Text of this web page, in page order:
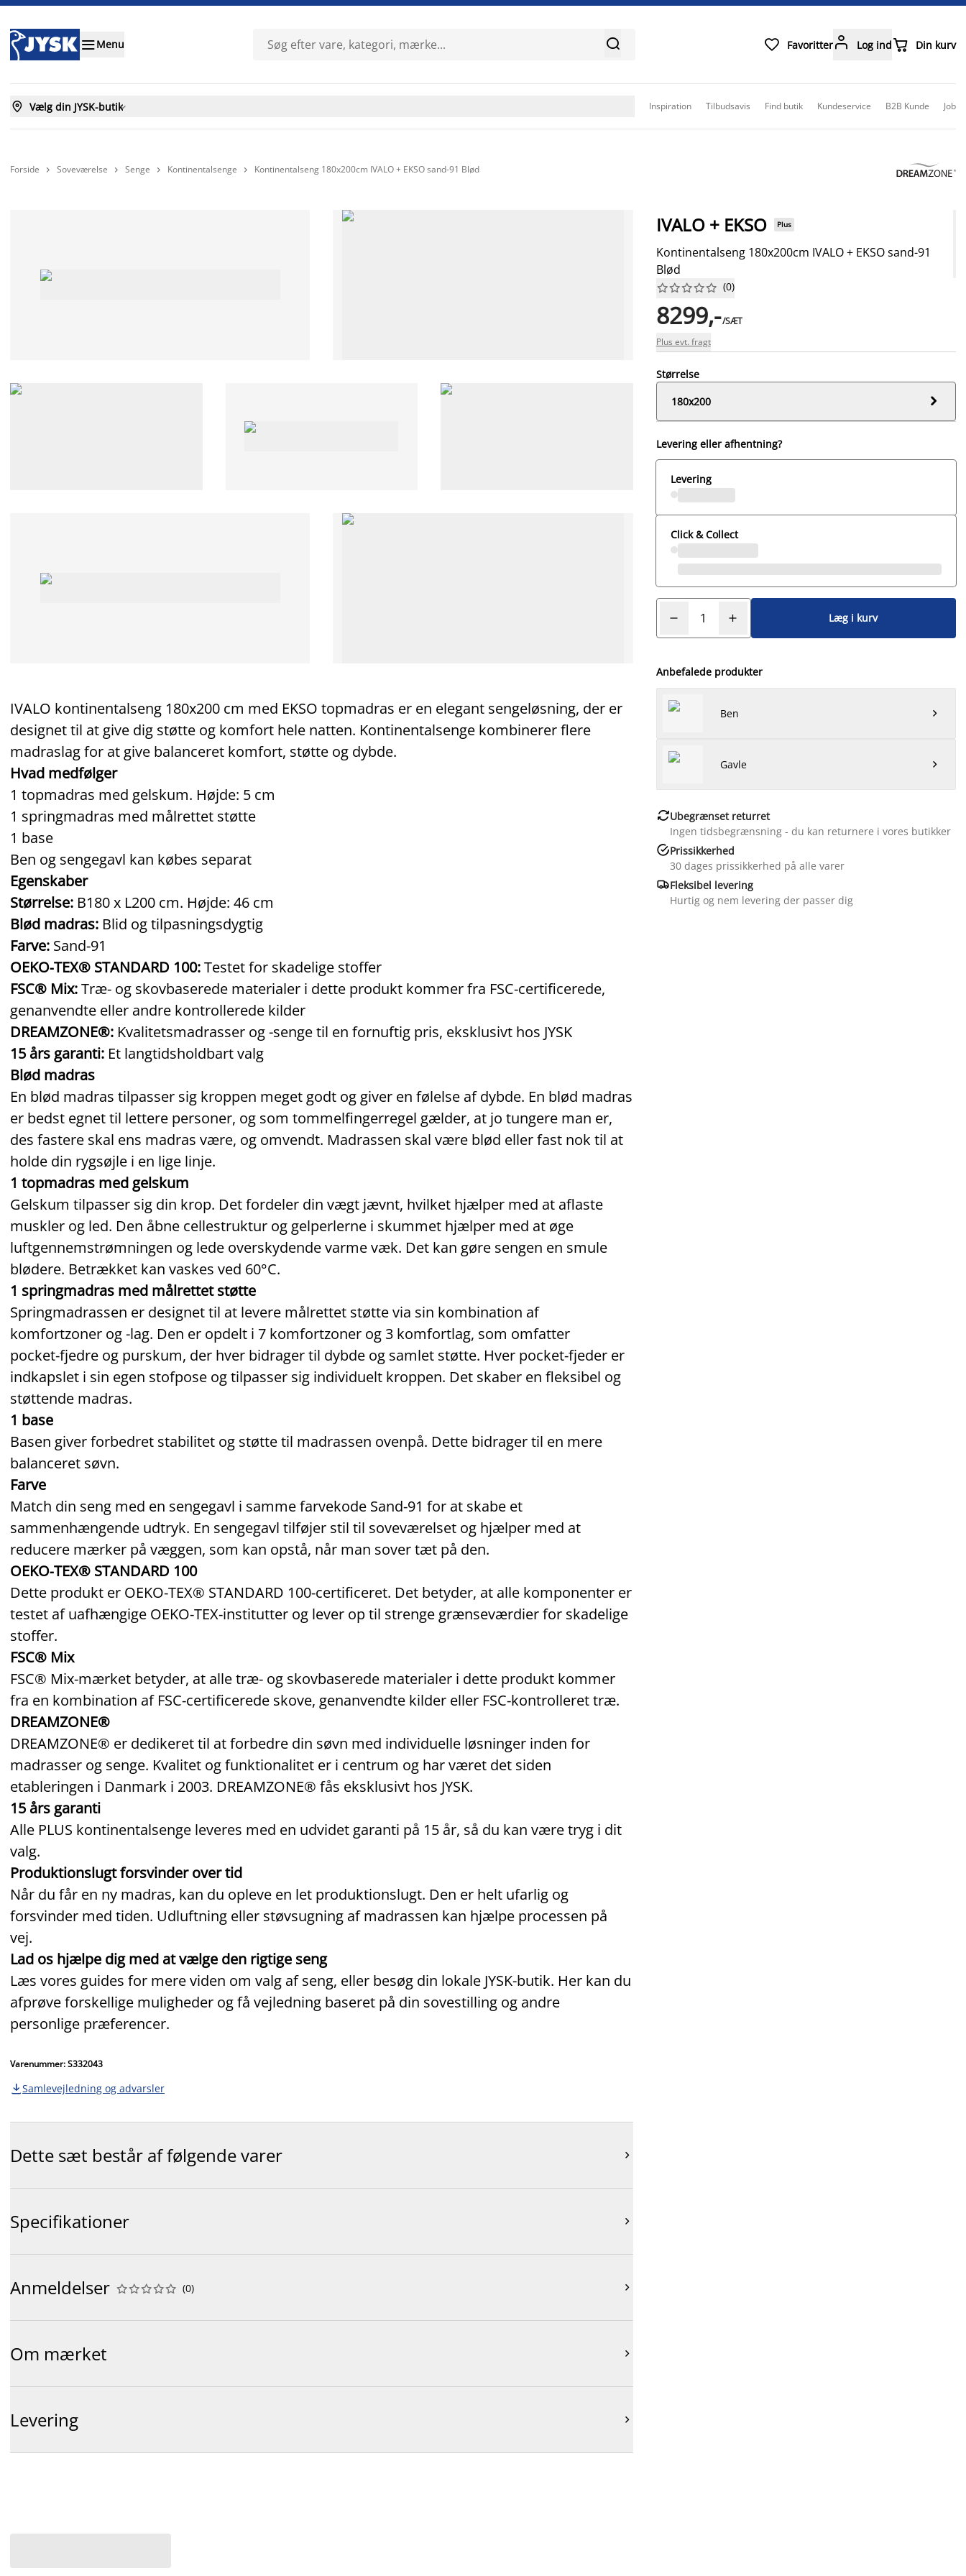
Menu   Favoritter Log ind Din kurv
 Vælg din JYSK-butik Inspiration Tilbudsavis Find butik Kundeservice B2B Kunde Job
Forside  Soveværelse  Senge  Kontinentalsenge  Kontinentalseng 180x200cm IVALO + EKSO sand-91 Blød
IVALO kontinentalseng 180x200 cm med EKSO topmadras er en elegant sengeløsning, der er
designet til at give dig støtte og komfort hele natten. Kontinentalsenge kombinerer flere
madraslag for at give balanceret komfort, støtte og dybde.
Hvad medfølger
1 topmadras med gelskum. Højde: 5 cm
1 springmadras med målrettet støtte
1 base
Ben og sengegavl kan købes separat
Egenskaber
Størrelse: B180 x L200 cm. Højde: 46 cm
Blød madras: Blid og tilpasningsdygtig
Farve: Sand‑91
OEKO‑TEX® STANDARD 100:Testet for skadelige stoffer
FSC® Mix:Træ‑ og skovbaserede materialer i dette produkt kommer fra FSC‑certificerede,
genanvendte eller andre kontrollerede kilder
DREAMZONE®: Kvalitetsmadrasser og -senge til en fornuftig pris, eksklusivt hos JYSK
15 års garanti: Et langtidsholdbart valg
Blød madras
En blød madras tilpasser sig kroppen meget godt og giver en følelse af dybde. En blød madras
er bedst egnet til lettere personer, og som tommelfingerregel gælder, at jo tungere man er,
des fastere skal ens madras være, og omvendt. Madrassen skal være blød eller fast nok til at
holde din rygsøjle i en lige linje.
1 topmadras med gelskum
Gelskum tilpasser sig din krop. Det fordeler din vægt jævnt, hvilket hjælper med at aflaste
muskler og led. Den åbne cellestruktur og gelperlerne i skummet hjælper med at øge
luftgennemstrømningen og lede overskydende varme væk. Det kan gøre sengen en smule
blødere. Betrækket kan vaskes ved 60°C.
1 springmadras med målrettet støtte
Springmadrassen er designet til at levere målrettet støtte via sin kombination af
komfortzoner og -lag. Den er opdelt i 7 komfortzoner og 3 komfortlag, som omfatter
pocket‑fjedre og purskum, der hver bidrager til dybde og samlet støtte. Hver pocket‑fjeder er
indkapslet i sin egen stofpose og tilpasser sig individuelt kroppen. Det skaber en fleksibel og
støttende madras.
1 base
Basen giver forbedret stabilitet og støtte til madrassen ovenpå. Dette bidrager til en mere
balanceret søvn.
Farve
Match din seng med en sengegavl i samme farvekode Sand‑91 for at skabe et
sammenhængende udtryk. En sengegavl tilføjer stil til soveværelset og hjælper med at
reducere mærker på væggen, som kan opstå, når man sover tæt på den.
OEKO‑TEX® STANDARD 100
Dette produkt er OEKO‑TEX® STANDARD 100‑certificeret. Det betyder, at alle komponenter er
testet af uafhængige OEKO‑TEX‑institutter og lever op til strenge grænseværdier for skadelige
stoffer.
FSC® Mix
FSC® Mix‑mærket betyder, at alle træ‑ og skovbaserede materialer i dette produkt kommer
fra en kombination af FSC‑certificerede skove, genanvendte kilder eller FSC‑kontrolleret træ.
DREAMZONE®
DREAMZONE® er dedikeret til at forbedre din søvn med individuelle løsninger inden for
madrasser og senge. Kvalitet og funktionalitet er i centrum og har været det siden
etableringen i Danmark i 2003. DREAMZONE® fås eksklusivt hos JYSK.
15 års garanti
Alle PLUS kontinentalsenge leveres med en udvidet garanti på 15 år, så du kan være tryg i dit
valg.
Produktionslugt forsvinder over tid
Når du får en ny madras, kan du opleve en let produktionslugt. Den er helt ufarlig og
forsvinder med tiden. Udluftning eller støvsugning af madrassen kan hjælpe processen på
vej.
Lad os hjælpe dig med at vælge den rigtige seng
Læs vores guides for mere viden om valg af seng, eller besøg din lokale JYSK-butik. Her kan du
afprøve forskellige muligheder og få vejledning baseret på din sovestilling og andre
personlige præferencer.
Varenummer: S332043
 Samlevejledning og advarsler
Dette sæt består af følgende varer 
Specifikationer 
Anmeldelser 




 (0) 
Om mærket 
Levering 
IVALO + EKSO Plus
Kontinentalseng 180x200cm IVALO + EKSO sand-91
Blød





 (0)
8299,-/SÆT
Plus evt. fragt
Størrelse
180x200

Levering eller afhentning?
Levering
Click & Collect
Læg i kurv
Anbefalede produkter
Ben 
Gavle 
Ubegrænset returret
Ingen tidsbegrænsning - du kan returnere i vores butikker
Prissikkerhed
30 dages prissikkerhed på alle varer
Fleksibel levering
Hurtig og nem levering der passer dig